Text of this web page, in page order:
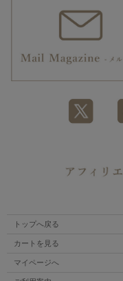
トップへ戻る
カートを見る
マイページへ